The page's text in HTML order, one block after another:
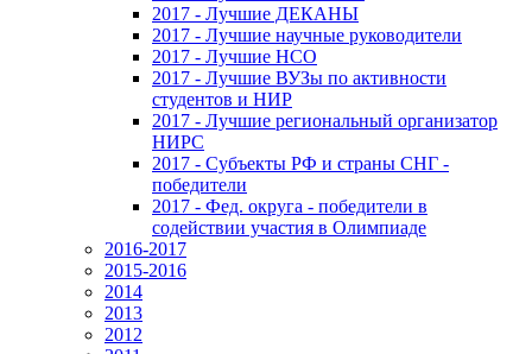
2017 - Лучшие ДЕКАНЫ
2017 - Лучшие научные руководители
2017 - Лучшие НСО
2017 - Лучшие ВУЗы по активности
студентов и НИР
2017 - Лучшие региональный организатор
НИРС
2017 - Субъекты РФ и страны СНГ -
победители
2017 - Фед. округа - победители в
содействии участия в Олимпиаде
2016-2017
2015-2016
2014
2013
2012